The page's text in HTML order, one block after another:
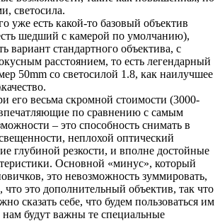
светосила.
уже есть какой-то базовый объектив
шедший с камерой по умолчанию),
вариант стандартного объектива, с
расстоянием, то есть легендарный
50mm со светосилой 1.8, как наилучшее
его весьма скромной стоимости (3000-
по сравнению с самым
– это способность снимать в
неплохой оптический
глубиной резкости, и вполне достойные
Основной «минус», который
это невозможность зуммировать,
это дополнительный объектив, так что
сказать себе, что будем пользоваться им
нам будут важны те специальные